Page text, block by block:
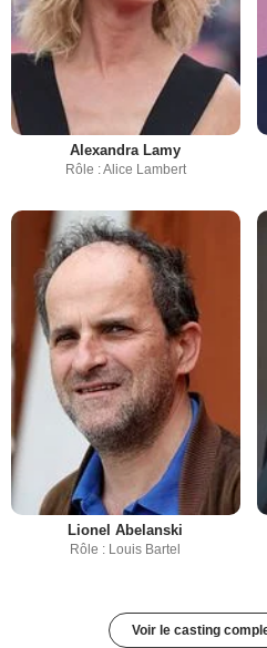
Alexandra Lamy
Rôle : Alice Lambert
Lionel Abelanski
Rôle : Louis Bartel
Voir le casting